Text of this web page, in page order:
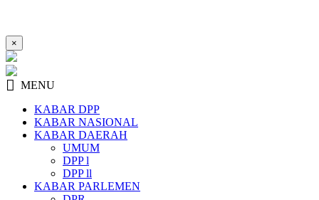
×
MENU
KABAR DPP
KABAR NASIONAL
KABAR DAERAH
UMUM
DPP l
DPP ll
KABAR PARLEMEN